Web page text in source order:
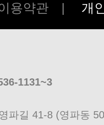
용약관 | 개
1131~3
파길 41-8 (영파동